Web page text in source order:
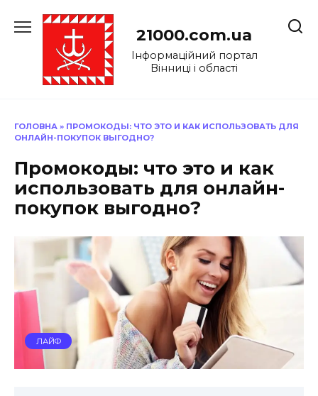
до
21000.com.ua
Інформаційний портал
Вінниці і області
ГОЛОВНА » ПРОМОКОДЫ: ЧТО ЭТО И КАК ИСПОЛЬЗОВАТЬ ДЛЯ
ОНЛАЙН-ПОКУПОК ВЫГОДНО?
Промокоды: что это и как
использовать для онлайн-
покупок выгодно?
ЛАЙФ